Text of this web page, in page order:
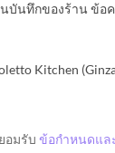
นทึกของร้าน ข้อค
Kitchen
อมรับ ข้อกำหนดแล